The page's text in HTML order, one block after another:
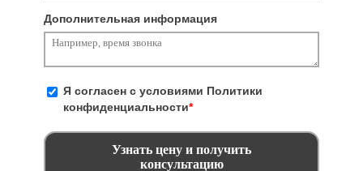
Дополнительная информация
Я согласен с условиями Политики
конфиденциальности*